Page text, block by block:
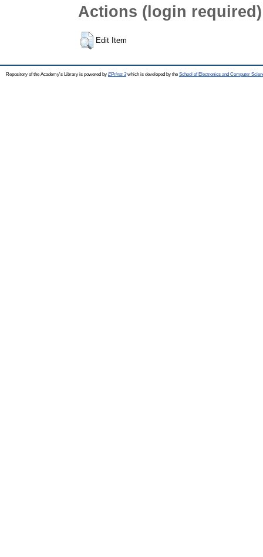
Actions (login required)
Edit Item
Repository of the Academy's Library is powered by EPrints 3which is developed by the School of Electronics and Computer